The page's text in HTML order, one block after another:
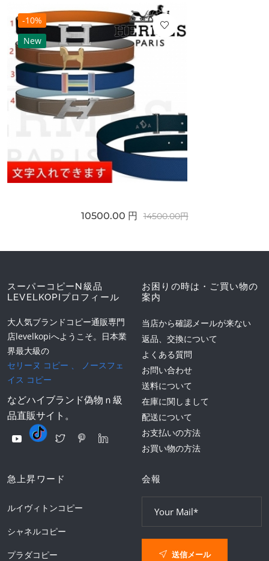
-10%
New
10500.00 円 14500.00円
スーパーコピーN級品
LEVELKOPIプロフィール
大人気ブランドコピー通販専門
店levelkopiへようこそ。日本業
界最大級の
セリーヌ コピー 、
ノースフェ
イス コピー
などハイブランド偽物ｎ級
品直販サイト。
お困りの時は・ご買い物の
案内
当店から確認メールが来ない
返品、交換について
よくある質問
お問い合わせ
送料について
在庫に関しまして
配送について
お支払いの方法
お買い物の方法
急上昇ワード
ルイヴィトンコピー
シャネルコピー
プラダコピー
会報
送信メール